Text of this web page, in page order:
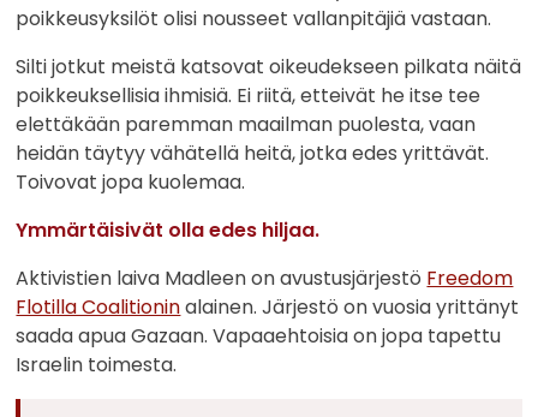
poikkeusyksilöt olisi nousseet vallanpitäjiä vastaan.
Silti jotkut meistä katsovat oikeudekseen pilkata näitä
poikkeuksellisia ihmisiä. Ei riitä, etteivät he itse tee
elettäkään paremman maailman puolesta, vaan
heidän täytyy vähätellä heitä, jotka edes yrittävät.
Toivovat jopa kuolemaa.
Ymmärtäisivät olla edes hiljaa.
Aktivistien laiva Madleen on avustusjärjestö Freedom
Flotilla Coalitioninalainen. Järjestö on vuosia yrittänyt
saada apua Gazaan. Vapaaehtoisia on jopa tapettu
Israelin toimesta.